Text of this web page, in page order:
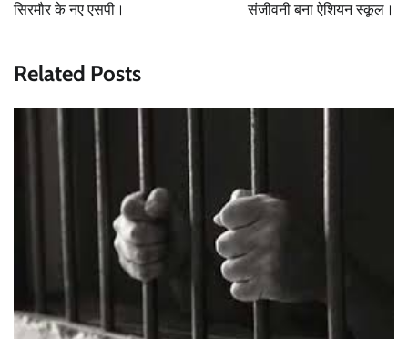
सिरमौर के नए एसपी।
संजीवनी बना ऐशियन स्कूल।
Related Posts